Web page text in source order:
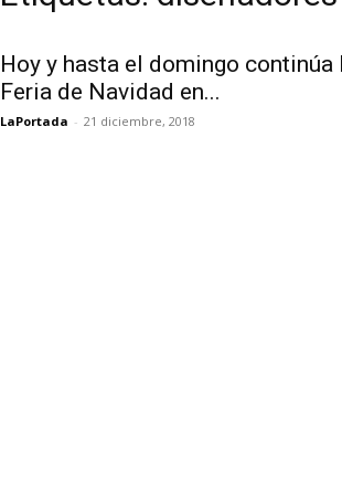
Hoy y hasta el domingo continúa
Feria de Navidad en...
LaPortada - 21 diciembre, 2018